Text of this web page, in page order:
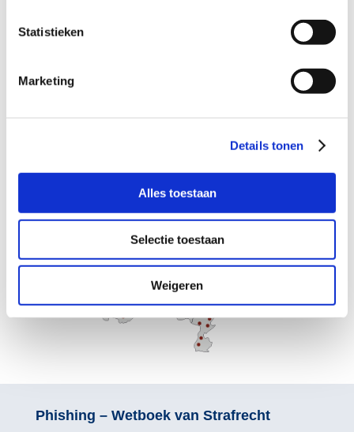
Statistieken
Marketing
Details tonen
Alles toestaan
Selectie toestaan
Weigeren
advocatennetwerk zijn gespecialiseerd in het

hebben wij een landelijke dekking in heel
Phishing – Wetboek van Strafrecht